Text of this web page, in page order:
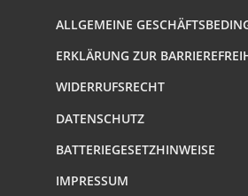
ALLGEMEINE
ERKLÄRUNG ZUR
WIDERRUFSRECHT
DATENSCHUTZ
BATTERIEGESETZHINWEISE
IMPRESSUM